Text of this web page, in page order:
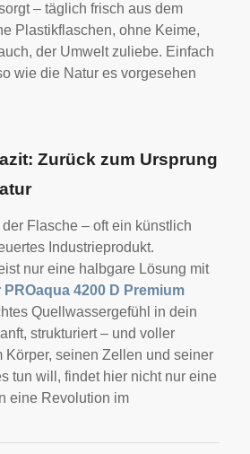
– täglich frisch aus dem
Plastikflaschen, ohne Keime,
der Umwelt zuliebe. Einfach
wie die Natur es vorgesehen
Zurück zum Ursprung
Flasche – oft ein künstlich
Industrieprodukt.
nur eine halbgare Lösung mit
PROaqua 4200 D Premium
Quellwassergefühl in dein
strukturiert – und voller
Körper, seinen Zellen und seiner
tun will, findet hier nicht nur eine
eine Revolution im